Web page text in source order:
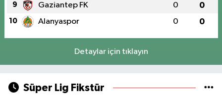
9 Gaziantep FK 0 0
10 Alanyaspor 0 0
Detaylar için tıklayın
Süper Lig Fikstür